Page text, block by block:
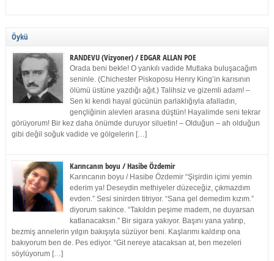
Öykü
RANDEVU (Vizyoner) / EDGAR ALLAN POE
Orada beni bekle! O yankılı vadide Mutlaka buluşacağım
seninle. (Chichester Piskoposu Henry King’in karısının
ölümü üstüne yazdığı ağıt.) Talihsiz ve gizemli adam! –
Sen ki kendi hayal gücünün parlaklığıyla afalladın,
gençliğinin alevleri arasına düştün! Hayalimde seni tekrar
görüyorum! Bir kez daha önümde duruyor siluetin! – Olduğun – ah olduğun
gibi değil soğuk vadide ve gölgelerin […]
Karıncanın boyu / Hasibe Özdemir
Karıncanın boyu / Hasibe Özdemir “Şişirdin içimi yemin
ederim ya! Deseydin methiyeler düzeceğiz, çıkmazdım
evden.” Sesi sinirden titriyor. “Sana gel demedim kızım.”
diyorum sakince. “Takıldın peşime madem, ne duyarsan
katlanacaksın.” Bir sigara yakıyor. Başını yana yatırıp,
bezmiş annelerin yılgın bakışıyla süzüyor beni. Kaşlarımı kaldırıp ona
bakıyorum ben de. Pes ediyor. “Git nereye atacaksan at, ben mezeleri
söylüyorum […]